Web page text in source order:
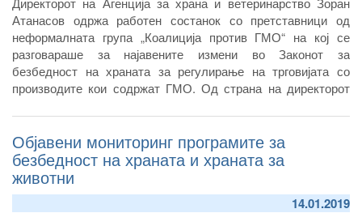
Атанасов одржа работен состанок со претставници од
неформалната група „Коалиција против ГМО“ на кој се
разговараше за најавените измени во Законот за
безбедност на храната за регулирање на трговијата со
производите кои содржат ГМО. Од страна на директорот
презентирани им беа надлежностите на Агенцијата за храна
и ветеринарство во делот на ГМО храната, како и основите
за регулирање на производството и одредбите за заштита
на животната средина кои се во надлежност на други
државни институции.
Објавени мониторинг програмите за
безбедност на храната и храната за
животни
14.01.2019